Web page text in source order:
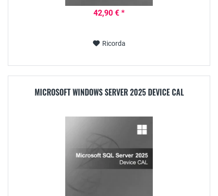
42,90 € *
Ricorda
MICROSOFT WINDOWS SERVER 2025 DEVICE CAL